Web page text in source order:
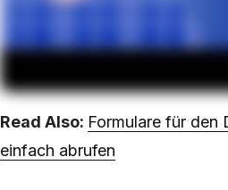
Read Also: Formulare für den
einfach abrufen